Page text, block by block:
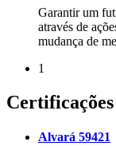
Garantir um
através de
mudança de
1
Certificações
Alvará 59421